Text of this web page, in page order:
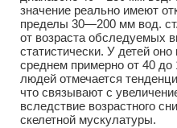
значение реально имеют
пределы 30—200 мм вод.
от возраста обследуемых
статистически. У детей
среднем примерно от 40
людей отмечается
что связывают с
вследствие возрастного
скелетной мускулатуры.